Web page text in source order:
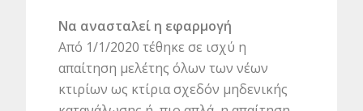
Να ανασταλεί η εφαρμογή
Από 1/1/2020 τέθηκε σε ισχύ η
απαίτηση μελέτης όλων των νέων
κτιρίων ως κτίρια σχεδόν μηδενικής